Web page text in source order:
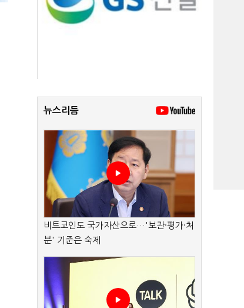
뉴스리듬
비트코인도 국가자산으로…'보관·평가·처
분' 기준은 숙제